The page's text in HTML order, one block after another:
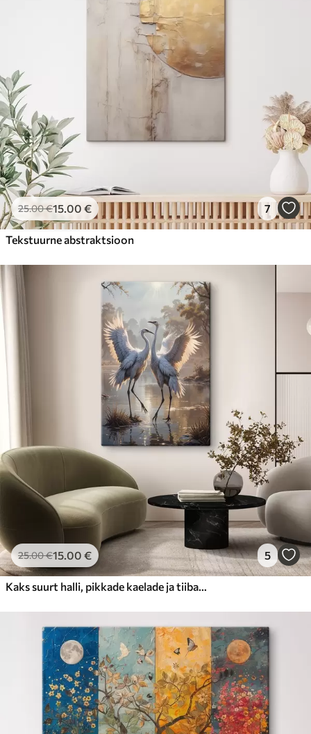
25.00€15.00 € 7
Tekstuurne abstraktsioon
25.00€15.00 € 5
Kaks suurt halli, pikkade kaelade ja tiibadega kraanat, mis seisavad puudest ümbritsetud udujärves